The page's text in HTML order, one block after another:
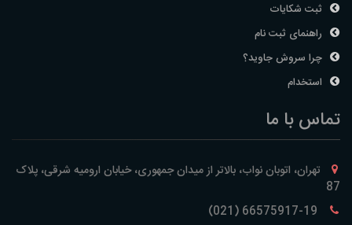
ثبت شکایات
راهنمای ثبت نام
چرا سروش جاوید؟
استخدام
تماس با ما
تهران، اتوبان نواب، بالاتر از میدان جمهوری، خیابان ارومیه شرقی، پلاک
87